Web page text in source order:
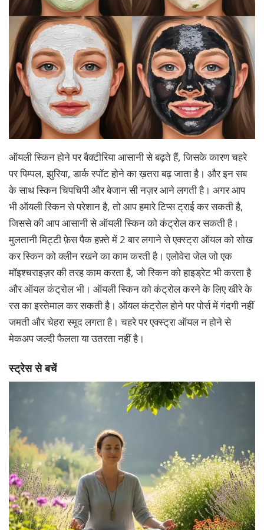
ऑयली स्किन होने पर बैक्टीरिया आसानी से बढ़ते हैं, जिसके कारण चहरे
पर पिम्पल, झुरिया, डार्क स्पॉट होने का ख़तरा बढ़ जाता है। और इन सब
के साथ स्किन चिपचिपी और बेजान सी नज़र आने लगती है। अगर आप
भी ऑयली स्किन से परेशान है, तो आप हमारे टिप्स ट्राई कर सकती है,
जिससे की आप आसानी से ऑयली स्किन को कंट्रोल कर सकती है।
मुलतानी मिट्टी फ़ेस पैक हफ़्ते में 2 बार लगाने से एक्स्ट्रा ऑयल को सोख
कर स्किन को क्लीन रखने का काम करती है। एलोवेरा जेल जो एक
मॉइश्चराइज़र की तरह काम करता है, जो स्किन को हाइड्रेट भी करता है
और ऑयल कंट्रोल भी। ऑयली स्किन को कंट्रोल करने के लिए खीरे के
रस का इस्तेमाल कर सकती है। ऑयल कंट्रोल होने पर पोर्स में गंदगी नहीं
जमती और चेहरा स्मूद लगता है। चहरे पर एक्स्ट्रा ऑयल न होने से
मेकअप जल्दी फैलता या उतरता नहीं है।
स्ट्रेस से बचें